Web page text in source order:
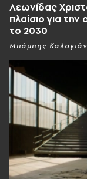
Λεωνίδας
πλαίσιο για
το 2030
Μπάμπης